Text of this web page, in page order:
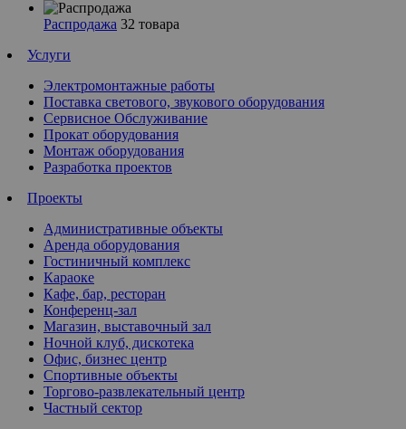
Распродажа 32 товара
Услуги
Электромонтажные работы
Поставка светового, звукового оборудования
Сервисное Обслуживание
Прокат оборудования
Монтаж оборудования
Разработка проектов
Проекты
Административные объекты
Аренда оборудования
Гостиничный комплекс
Караоке
Кафе, бар, ресторан
Конференц-зал
Магазин, выставочный зал
Ночной клуб, дискотека
Офис, бизнес центр
Спортивные объекты
Торгово-развлекательный центр
Частный сектор